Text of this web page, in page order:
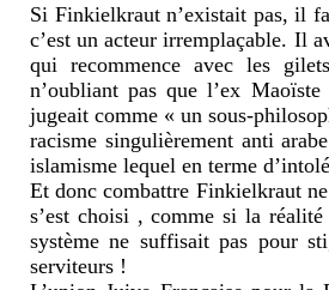
Si Finkielkraut n’existait pas, il
c’est un acteur irremplaçable. Il
qui recommence avec les
n’oubliant pas que l’ex
jugeait comme « un sous-
racisme singulièrement anti
islamisme lequel en terme
Et donc combattre Finkielkraut
s’est choisi , comme si la
système ne suffisait pas pour
serviteurs !